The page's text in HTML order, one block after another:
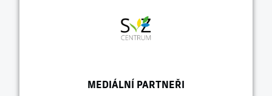
MEDIÁLNÍ PARTNEŘI